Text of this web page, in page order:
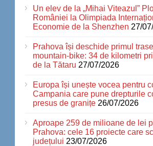
Un elev de la „Mihai Viteazul”
României la Olimpiada
Economie de la Shenzhen 27/
Prahova își deschide primul
mountain-bike: 34 de kilometri
de la Tătaru 27/07/2026
Europa își unește vocea pentru
Campania care pune drepturile
presus de granițe 26/07/2026
Aproape 259 de milioane de lei
Prahova: cele 16 proiecte care
județului 23/07/2026